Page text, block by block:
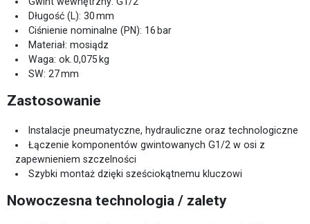
Długość (L): 30 mm
Ciśnienie nominalne (PN): 16 bar
Materiał: mosiądz
Waga: ok. 0,075 kg
SW: 27 mm
Zastosowanie
Instalacje pneumatyczne, hydrauliczne oraz technologiczne
Łączenie komponentów gwintowanych G1/2 w osi z
zapewnieniem szczelności
Szybki montaż dzięki sześciokątnemu kluczowi
Nowoczesna technologia / zalety